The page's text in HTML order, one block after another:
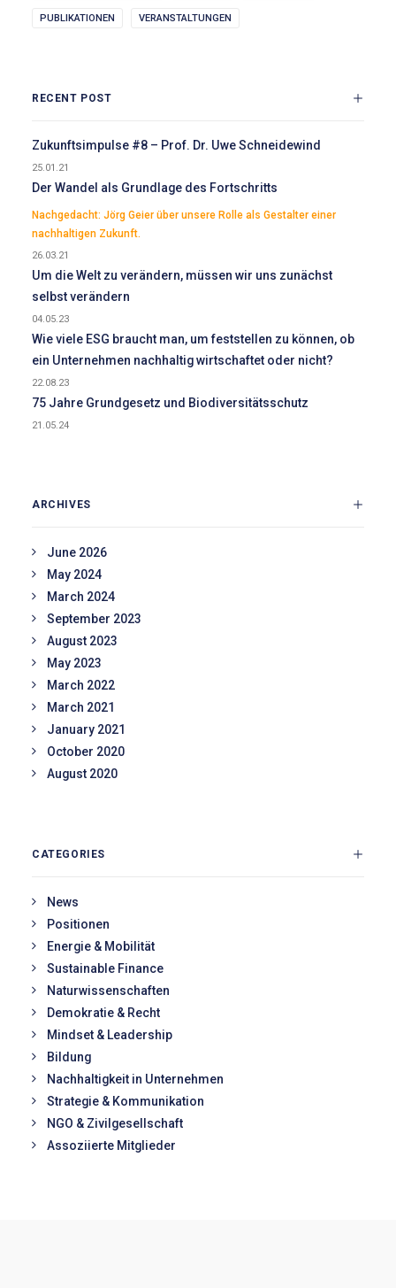
PUBLIKATIONEN VERANSTALTUNGEN
RECENT POST
Zukunftsimpulse #8 – Prof. Dr. Uwe Schneidewind
25.01.21
Der Wandel als Grundlage des Fortschritts
Nachgedacht: Jörg Geier über unsere Rolle als Gestalter einer
nachhaltigen Zukunft.
26.03.21
Um die Welt zu verändern, müssen wir uns zunächst
selbst verändern
04.05.23
Wie viele ESG braucht man, um feststellen zu können, ob
ein Unternehmen nachhaltig wirtschaftet oder nicht?
22.08.23
75 Jahre Grundgesetz und Biodiversitätsschutz
21.05.24
ARCHIVES
June 2026
May 2024
March 2024
September 2023
August 2023
May 2023
March 2022
March 2021
January 2021
October 2020
August 2020
CATEGORIES
News
Positionen
Energie & Mobilität
Sustainable Finance
Naturwissenschaften
Demokratie & Recht
Mindset & Leadership
Bildung
Nachhaltigkeit in Unternehmen
Strategie & Kommunikation
NGO & Zivilgesellschaft
Assoziierte Mitglieder